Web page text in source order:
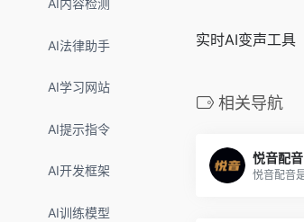
AI内容检测
AI法律助手
AI学习网站
AI提示指令
AI开发框架
AI训练模型
实时AI变声工具
相关导航
悦音配音